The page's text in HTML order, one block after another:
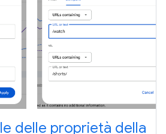
delle proprietà della